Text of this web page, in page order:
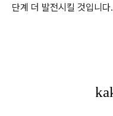
단계 더 발전시킬 것입니다.